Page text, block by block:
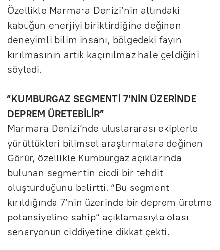
Özellikle Marmara Denizi’nin altındaki
kabuğun enerjiyi biriktirdiğine değinen
deneyimli bilim insanı, bölgedeki fayın
kırılmasının artık kaçınılmaz hale geldiğini
söyledi.
“KUMBURGAZ SEGMENTİ 7’NİN ÜZERİNDE
DEPREM ÜRETEBİLİR”
Marmara Denizi’nde uluslararası ekiplerle
yürüttükleri bilimsel araştırmalara değinen
Görür, özellikle Kumburgaz açıklarında
bulunan segmentin ciddi bir tehdit
oluşturduğunu belirtti. “Bu segment
kırıldığında 7’nin üzerinde bir deprem üretme
potansiyeline sahip” açıklamasıyla olası
senaryonun ciddiyetine dikkat çekti.